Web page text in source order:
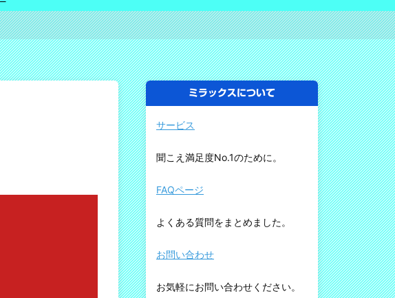
ミラックスについて
サービス
聞こえ満足度No.1のために。
FAQページ
よくある質問をまとめました。
お問い合わせ
お気軽にお問い合わせください。